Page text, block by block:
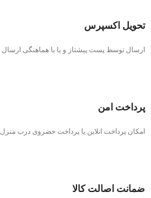
تحویل اکسپرس
ارسال توسط پست پیشتاز و یا با هماهنگی
پرداخت امن
امکان پرداخت انلاین یا پرداخت حضروی درب
ضمانت اصالت کالا